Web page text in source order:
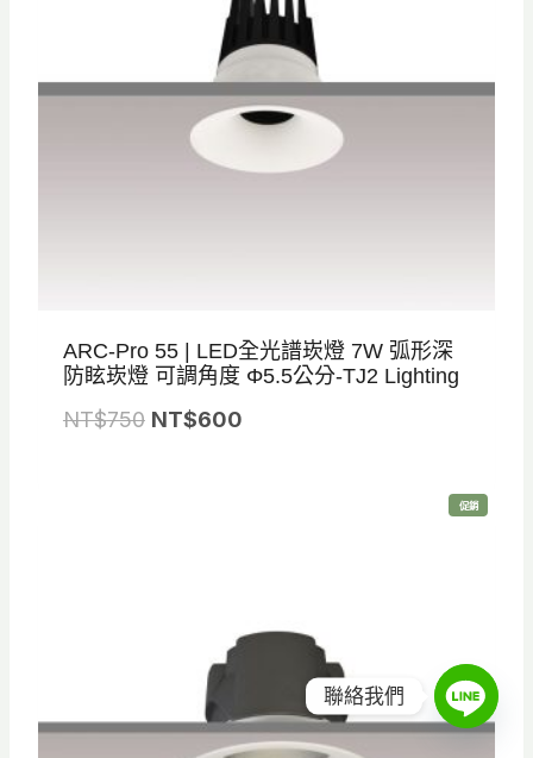
8
$
7
3
0
ARC-Pro 55 | LED全光譜崁燈 7W 弧形深
防眩崁燈 可調角度 Φ5.5公分-TJ2 Lighting
NT$750 原
5
NT$600目
0
0
促銷特
價
聯絡我們